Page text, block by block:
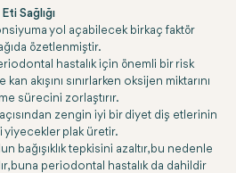
Sağlığı
yol açabilecek birkaç faktör
özetlenmiştir.
hastalık için önemli bir risk
akışını sınırlarken oksijen miktarını
sürecini zorlaştırır.
zengin iyi bir diyet diş etlerinin
yiyecekler plak üretir.
bağışıklık tepkisini azaltır, bu nedenle
buna periodontal hastalık da dahildir